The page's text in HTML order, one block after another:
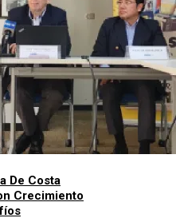
De Costa
Crecimiento